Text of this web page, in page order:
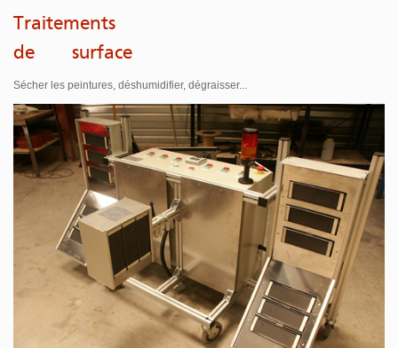
Traitements
de surface
Sécher les peintures, déshumidifier, dégraisser...